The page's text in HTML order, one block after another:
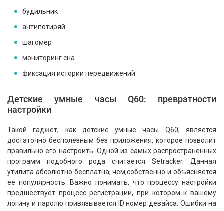
будильник
антипотиряй
шагомер
мониторинг сна
фиксация истории передвижений
Детские умные часы Q60: превратности
настройки
Такой гаджет, как детские умные часы Q60, является
достаточно бесполезным без приложения, которое позволит
правильно его настроить. Одной из самых распространенных
программ подобного рода считается Setracker. Данная
утилита абсолютно бесплатна, чем,собственно и объясняется
ее популярность. Важно понимать, что процессу настройки
предшествует процесс регистрации, при котором к вашему
логину и паролю привязывается ID номер девайса. Ошибки на